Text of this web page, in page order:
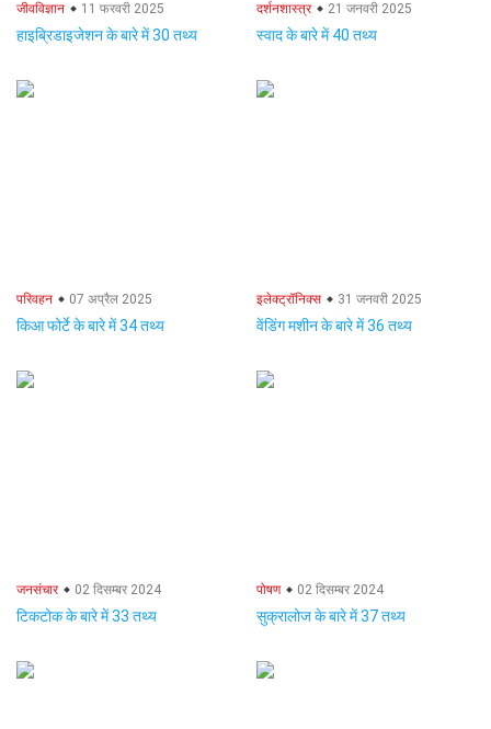
जीवविज्ञान 11 फरवरी 2025
हाइब्रिडाइजेशन के बारे में 30 तथ्य
दर्शनशास्त्र 21 जनवरी 2025
स्वाद के बारे में 40 तथ्य
परिवहन 07 अप्रैल 2025
किआ फोर्टे के बारे में 34 तथ्य
इलेक्ट्रॉनिक्स 31 जनवरी 2025
वेंडिंग मशीन के बारे में 36 तथ्य
जनसंचार 02 दिसम्बर 2024
टिकटोक के बारे में 33 तथ्य
पोषण 02 दिसम्बर 2024
सुक्रालोज के बारे में 37 तथ्य